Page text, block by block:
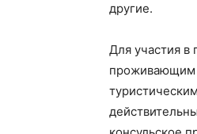
другие.
Для участия в
проживающим